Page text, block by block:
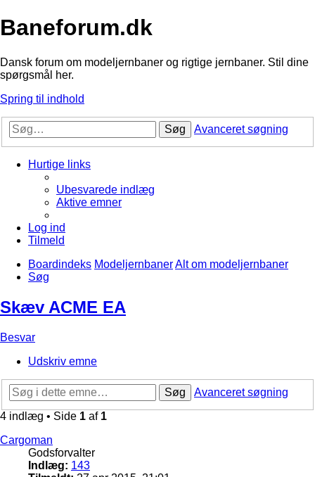
Baneforum.dk
Dansk forum om modeljernbaner og rigtige jernbaner. Stil dine
spørgsmål her.
Spring til indhold
Søg Avanceret søgning
Hurtige links
Ubesvarede indlæg
Aktive emner
Log ind
Tilmeld
Boardindeks ModeljernbanerAlt om modeljernbaner
Søg
Skæv ACME EA
Besvar
Udskriv emne
Søg
Avanceret søgning
4 indlæg • Side 1 af 1
Cargoman
Godsforvalter
Indlæg: 143